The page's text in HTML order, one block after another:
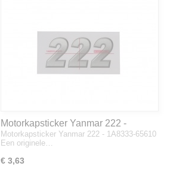
Motorkapsticker Yanmar 222 -
1A8333-65610
Motorkapsticker Yanmar 222 - 1A8333-65610
Een originele…
€ 3,63